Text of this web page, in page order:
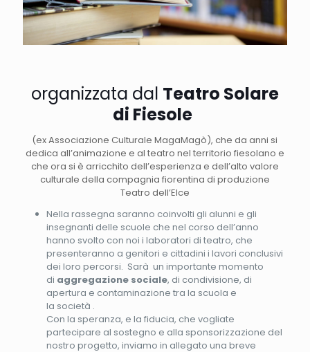
organizzata dal Teatro Solare
di Fiesole
(ex Associazione Culturale MagaMagò), che da anni si
dedica all’animazione e al teatro nel territorio fiesolano e
che ora si è arricchito dell’esperienza e dell’alto valore
culturale della compagnia fiorentina di produzione
Teatro dell’Elce
Nella rassegna saranno coinvolti gli alunni e gli
insegnanti delle scuole che nel corso dell’anno
hanno svolto con noi i laboratori di teatro, che
presenteranno a genitori e cittadini i lavori conclusivi
dei loro percorsi. Sarà un importante momento
di aggregazione sociale, di condivisione, di
apertura e contaminazione tra la scuola e
la società .
Con la speranza, e la fiducia, che vogliate
partecipare al sostegno e alla sponsorizzazione del
nostro progetto, inviamo in allegato una breve